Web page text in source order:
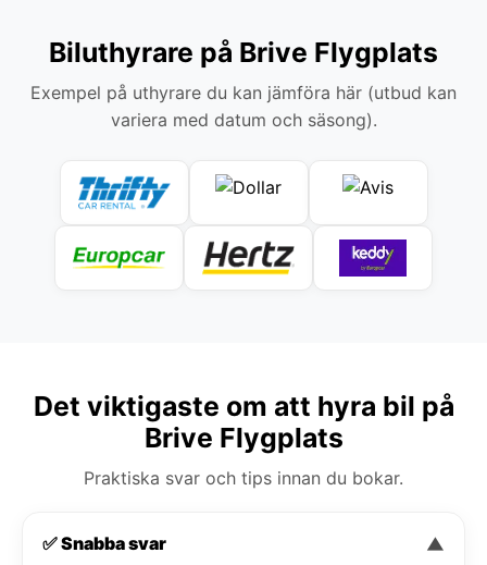
Biluthyrare på Brive Flygplats
Exempel på uthyrare du kan jämföra här (utbud kan
variera med datum och säsong).
Det viktigaste om att hyra bil på
Brive Flygplats
Praktiska svar och tips innan du bokar.
✅ Snabba svar ▼